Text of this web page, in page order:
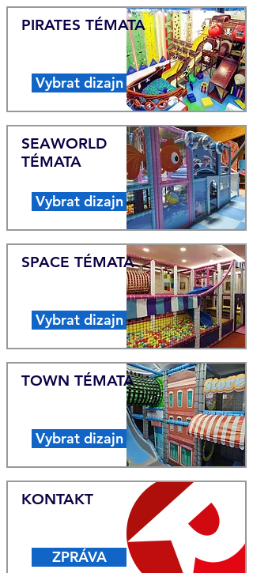
Vybrat dizajn
PIRATES TÉMATA
Vybrat dizajn
SEAWORLD
TÉMATA
Vybrat dizajn
SPACE TÉMATA
Vybrat dizajn
TOWN TÉMATA
ZPRÁVA
KONTAKT